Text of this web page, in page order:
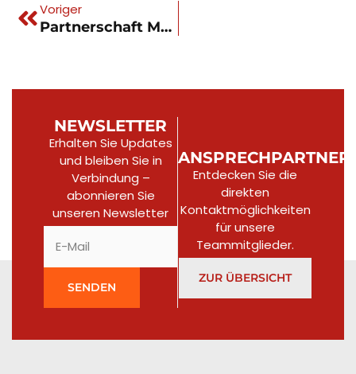
Voriger
Partnerschaft Mycsa |Entdecke unseren neuen Partner in Spanien
NEWSLETTER
Erhalten Sie Updates
und bleiben Sie in
Verbindung –
abonnieren Sie
unseren Newsletter​
SENDEN
ANSPRECHPARTNER
Entdecken Sie die
direkten
Kontaktmöglichkeiten
für unsere
Teammitglieder.
ZUR ÜBERSICHT